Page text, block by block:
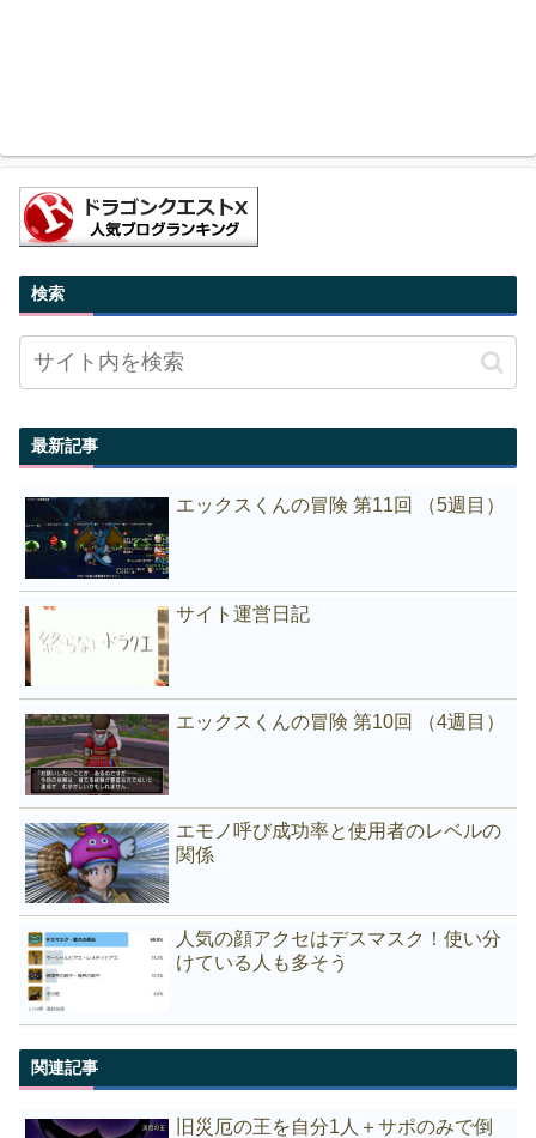
検索
最新記事
エックスくんの冒険 第11回 （5週目）
サイト運営日記
エックスくんの冒険 第10回 （4週目）
エモノ呼び成功率と使用者のレベルの
関係
人気の顔アクセはデスマスク！使い分
けている人も多そう
関連記事
旧災厄の王を自分1人＋サポのみで倒